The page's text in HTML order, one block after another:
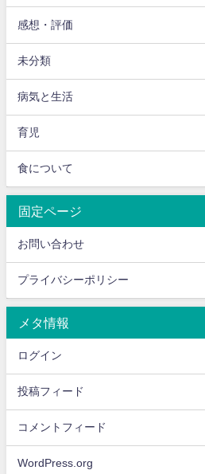
感想・評価
未分類
病気と生活
育児
食について
固定ページ
お問い合わせ
プライバシーポリシー
メタ情報
ログイン
投稿フィード
コメントフィード
WordPress.org